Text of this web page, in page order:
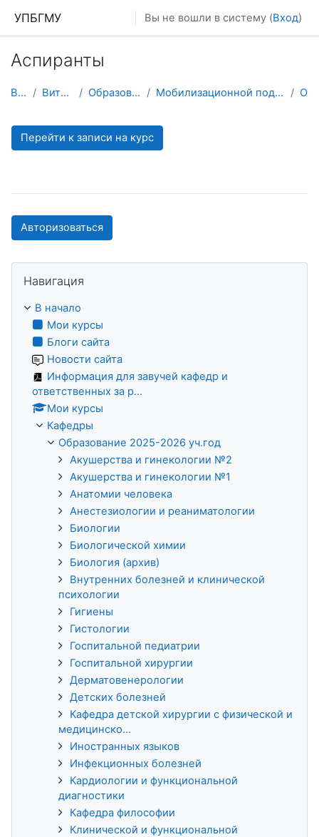
УПБГМУ Вы не вошли в систему (Вход)
Аспиранты
В начало Витрина курсов 3KL Образование 2025-2026 уч.год Мобилизационной подготовки здравоохранения и медицины катастроф О курсе
Перейти к записи на курс
Авторизоваться
Навигация
В начало
Мои курсы
Блоги сайта
Новости сайта
Информация для завучей кафедр и
ответственных за р...
Мои курсы
Кафедры
Образование 2025-2026 уч.год
Акушерства и гинекологии №2
Акушерства и гинекологии №1
Анатомии человека
Анестезиологии и реаниматологии
Биологии
Биологической химии
Биология (архив)
Внутренних болезней и клинической
психологии
Гигиены
Гистологии
Госпитальной педиатрии
Госпитальной хирургии
Дерматовенерологии
Детских болезней
Кафедра детской хирургии с физической и
медицинско...
Иностранных языков
Инфекционных болезней
Кардиологии и функциональной
диагностики
Кафедра философии
Клинической и функциональной